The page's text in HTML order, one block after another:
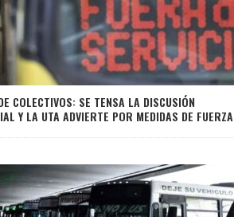
COLECTIVOS: SE TENSA LA DISCUSIÓN
Y LA UTA ADVIERTE POR MEDIDAS DE FUERZA